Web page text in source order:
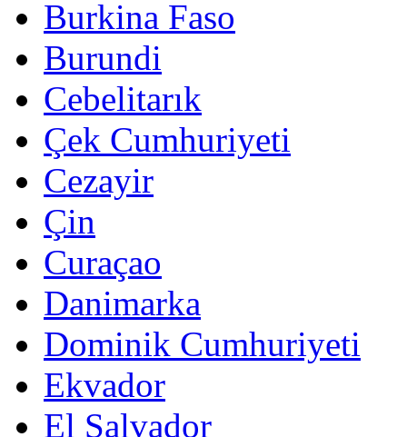
Burkina Faso
Burundi
Cebelitarık
Çek Cumhuriyeti
Cezayir
Çin
Curaçao
Danimarka
Dominik Cumhuriyeti
Ekvador
El Salvador